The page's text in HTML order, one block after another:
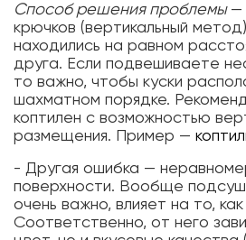
Способ решения проблемы —
крючков (вертикальный
находились на равном
друга. Если подвешиваете
то важно, чтобы куски
шахматном порядке.
коптилен с возможностью
размещения. Пример —
- Другая ошибка —
поверхности. Вообще
очень важно, влияет на то,
Соответственно, от него